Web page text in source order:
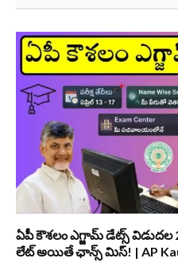
ఏపీ కౌశలం ఎగ్జామ్ డేట్స్
లేట్ అయితే ఛాన్స్ మిస్! | AP